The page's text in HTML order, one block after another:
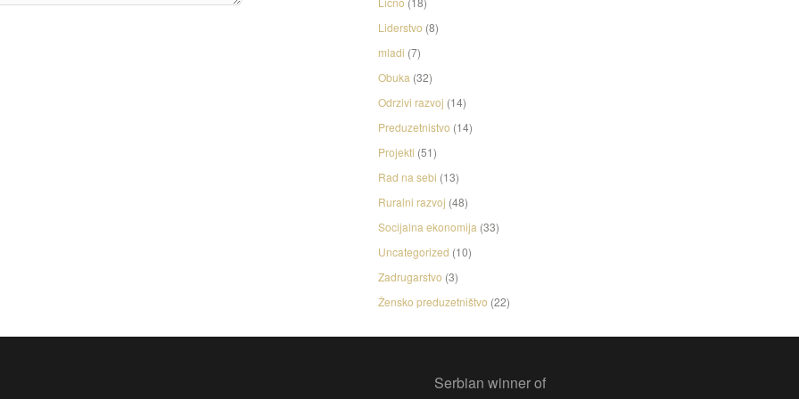
Liderstvo (8)
mladi (7)
Obuka (32)
Odrzivi razvoj (14)
Preduzetnistvo (14)
Projekti (51)
Rad na sebi (13)
Ruralni razvoj (48)
Socijalna ekonomija (33)
Uncategorized (10)
Zadrugarstvo (3)
Žensko preduzetništvo (22)
Serbian winner of